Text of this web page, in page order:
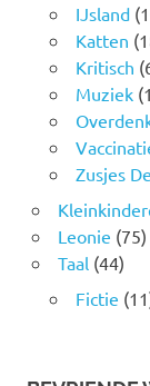
IJsland
Katten
Kritisch
Muziek
Zusjes
Leonie (75)
Taal(44)
Fictie